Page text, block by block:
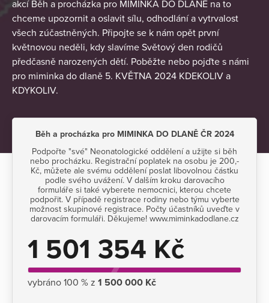
akcí Běh a procházka pro MIMINKA DO DLANĚ na to
chceme upozornit a oslavit sílu, odhodlání a vytrvalost
všech zúčastněných. Připojte se k nám opět první
květnovou neděli, kdy slavíme Světový den rodičů
předčasně narozených dětí. Poběžte nebo pojďte s námi
pro miminka do dlaně 5. KVĚTNA 2024 KDEKOLIV a
KDYKOLIV.
Běh a procházka pro MIMINKA DO DLANĚ ČR 2024
Podpořte "své" Neonatologické oddělení a užijte si běh
nebo procházku. Registrační poplatek na osobu je 200,-
Kč, můžete ale svému oddělení poslat libovolnou částku
podle svého uvážení. V dalším kroku darovacího
formuláře si také vyberete nemocnici, kterou chcete
podpořit. V případě registrace rodiny nebo týmu vyberte
možnost skupinové registrace. Počty účastníků uveďte v
darovacím formuláři. Děkujeme! www.miminkadodlane.cz
1 501 354 Kč
vybráno 100 % z 1 500 000 Kč